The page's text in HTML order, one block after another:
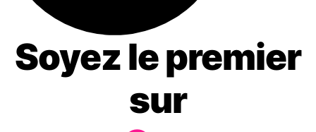
Soyez le premier
sur